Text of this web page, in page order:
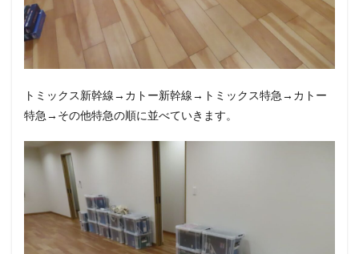
トミックス新幹線→カトー新幹線→トミックス特急→カトー
特急→その他特急の順に並べていきます。